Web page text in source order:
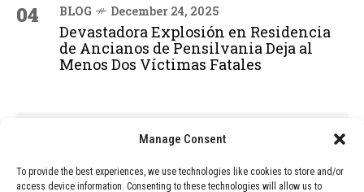
Manage Consent
To provide the best experiences, we use technologies like cookies to store and/or
access device information. Consenting to these technologies will allow us to
04 BLOG December 24, 2025
Devastadora Explosión en Residencia
de Ancianos de Pensilvania Deja al
Menos Dos Víctimas Fatales